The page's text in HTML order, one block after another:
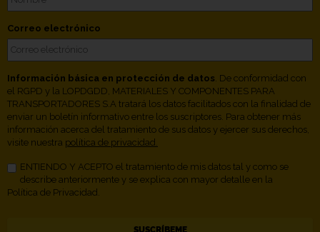
Correo electrónico
Información básica en protección de datos . De conformidad con
el RGPD y la LOPDGDD, MATERIALES Y COMPONENTES PARA
TRANSPORTADORES S.A tratará los datos facilitados con la finalidad de
enviar un boletín informativo entre los suscriptores. Para obtener más
información acerca del tratamiento de sus datos y ejercer sus derechos,
visite nuestra política de privacidad.
ENTIENDO Y ACEPTO el tratamiento de mis datos tal y como se
describe anteriormente y se explica con mayor detalle en la
Política de Privacidad.